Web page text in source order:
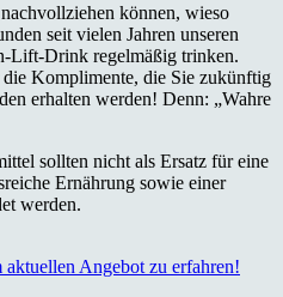
können, wieso
seit vielen Jahren unseren
Lift-Drink regelmäßig trinken.
die Komplimente, die Sie zukünftig
erhalten werden! Denn: „Wahre
sollten nicht als Ersatz für eine
Ernährung sowie einer
werden.
Angebot zu erfahren!